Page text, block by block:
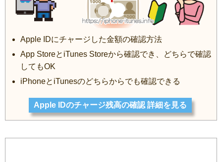
Apple IDにチャージした金額の確認方法
App StoreとiTunes Storeから確認でき、どちらで確認
してもOK
iPhoneとiTunesのどちらからでも確認できる
Apple IDのチャージ残高の確認 詳細を見る